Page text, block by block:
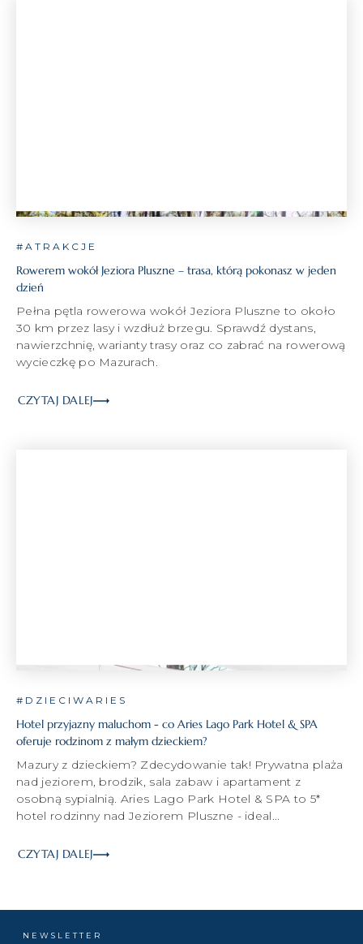
#ATRAKCJE
Rowerem wokół Jeziora Pluszne – trasa, którą pokonasz w jeden
dzień
Pełna pętla rowerowa wokół Jeziora Pluszne to około
30 km przez lasy i wzdłuż brzegu. Sprawdź dystans,
nawierzchnię, warianty trasy oraz co zabrać na rowerową
wycieczkę po Mazurach.
CZYTAJ DALEJ
#DZIECIWARIES
Hotel przyjazny maluchom - co Aries Lago Park Hotel & SPA
oferuje rodzinom z małym dzieckiem?
Mazury z dzieckiem? Zdecydowanie tak! Prywatna plaża
nad jeziorem, brodzik, sala zabaw i apartament z
osobną sypialnią. Aries Lago Park Hotel & SPA to 5*
hotel rodzinny nad Jeziorem Pluszne - ideal...
CZYTAJ DALEJ
NEWSLETTER